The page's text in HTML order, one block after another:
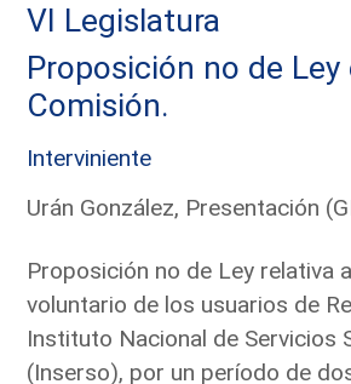
VI Legislatura
Proposición no de Ley
Comisión.
Interviniente
Urán González, Presentación
Proposición no de Ley relativa
voluntario de los usuarios de
Instituto Nacional de Servicios
(Inserso), por un período de